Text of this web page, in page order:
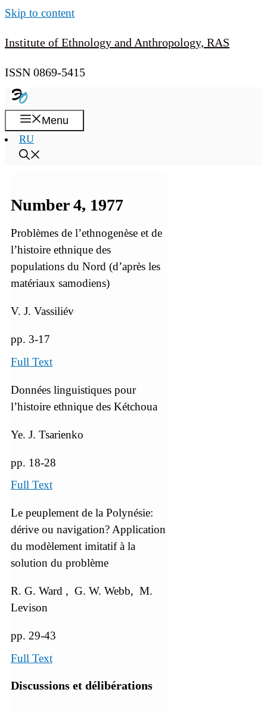
Skip to content
Institute of Ethnology and Anthropology, RAS
ISSN 0869-5415
Menu
RU
Number 4, 1977
Problèmes de l’ethnogenèse et de
l’histoire ethnique des
populations du Nord (d’après les
matériaux samodiens)
V. J. Vassiliév
pp. 3-17
Full Text
Données linguistiques pour
l’histoire ethnique des Kétchoua
Ye. J. Tsarienko
pp. 18-28
Full Text
Le peuplement de la Polynésie:
dérive ou navigation? Application
du modèlement imitatif à la
solution du problème
R. G. Ward , G. W. Webb, M.
Levison
pp. 29-43
Full Text
Discussions et délibérations